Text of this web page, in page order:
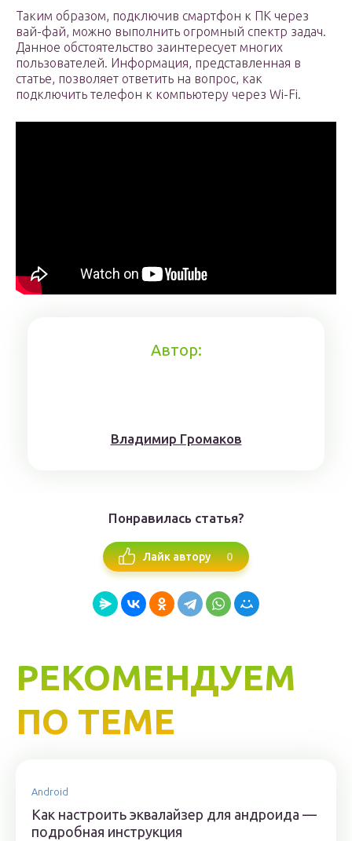
Таким образом, подключив смартфон к ПК через
вай-фай, можно выполнить огромный спектр задач.
Данное обстоятельство заинтересует многих
пользователей. Информация, представленная в
статье, позволяет ответить на вопрос, как
подключить телефон к компьютеру через Wi-Fi.
Автор:
Влaдимиp Гpoмaкoв
Понравилась статья?
Лайк автору 0
РЕКОМЕНДУЕМ
ПО ТЕМЕ
Android
Как настроить эквалайзер для андроида —
подробная инструкция